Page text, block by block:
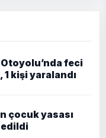
feci
1 kişi yaralandı
çocuk yasası
edildi